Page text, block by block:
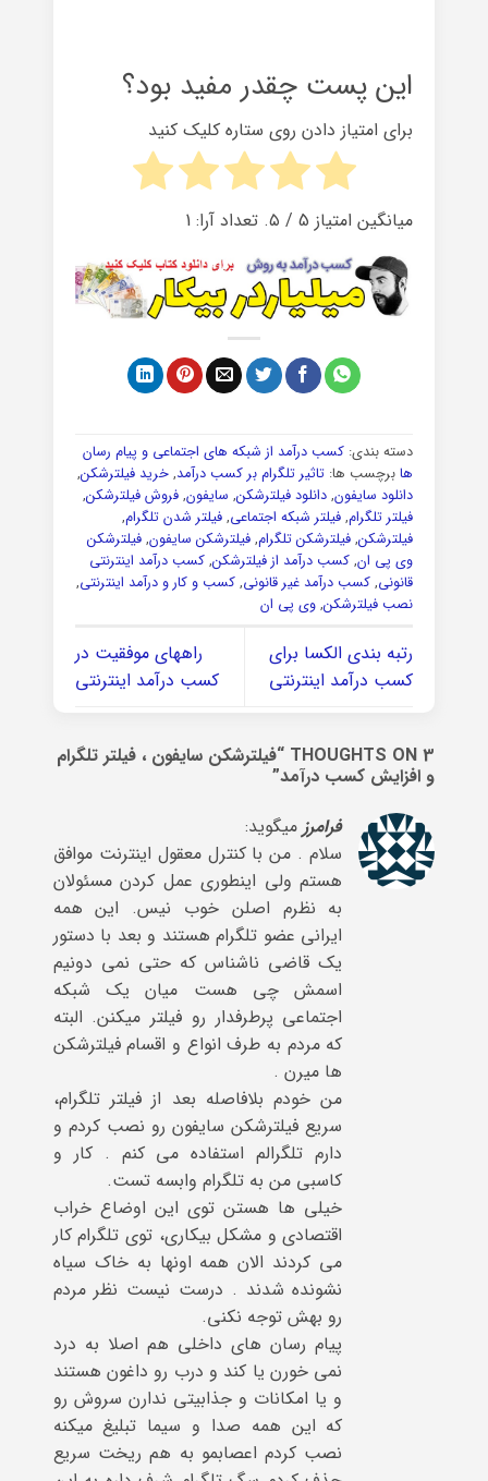
این پست چقدر مفید بود؟
برای امتیاز دادن روی ستاره کلیک کنید
میانگین امتیاز 5/ ۵. تعداد آرا: 1
دسته بندی: کسب درآمد از شبکه های اجتماعی و پیام رسان
هابرچسب ها: تاثیر تلگرام بر کسب درآمد, خرید فیلترشکن,
دانلود سایفون, دانلود فیلترشکن, سایفون, فروش فیلترشکن,
فیلتر تلگرام, فیلتر شبکه اجتماعی, فیلتر شدن تلگرام,
فیلترشکن, فیلترشکن تلگرام, فیلترشکن سایفون, فیلترشکن
وی پی ان, کسب درآمد از فیلترشکن, کسب درآمد اینترنتی
قانونی, کسب درآمد غیر قانونی, کسب و کار و درآمد اینترنتی,
نصب فیلترشکن, وی پی ان
رتبه بندی الکسا برای
کسب درآمد اینترنتی
راههای موفقیت در
کسب درآمد اینترنتی
3 THOUGHTS ON “ فیلترشکن سایفون ، فیلتر تلگرام
و افزایش کسب درآمد”
فرامرز میگوید:
سلام . من با کنترل معقول اینترنت موافق
هستم ولی اینطوری عمل کردن مسئولان
به نظرم اصلن خوب نیس. این همه
ایرانی عضو تلگرام هستند و بعد با دستور
یک قاضی ناشناس که حتی نمی دونیم
اسمش چی هست میان یک شبکه
اجتماعی پرطرفدار رو فیلتر میکنن. البته
که مردم به طرف انواع و اقسام فیلترشکن
ها میرن .
من خودم بلافاصله بعد از فیلتر تلگرام،
سریع فیلترشکن سایفون رو نصب کردم و
دارم تلگرالم استفاده می کنم . کار و
کاسبی من به تلگرام وابسه تست.
خیلی ها هستن توی این اوضاع خراب
اقتصادی و مشکل بیکاری، توی تلگرام کار
می کردند الان همه اونها به خاک سیاه
نشونده شدند . درست نیست نظر مردم
رو بهش توجه نکنی.
پیام رسان های داخلی هم اصلا به درد
نمی خورن یا کند و درب رو داغون هستند
و یا امکانات و جذابیتی ندارن سروش رو
که این همه صدا و سیما تبلیغ میکنه
نصب کردم اعصابمو به هم ریخت سریع